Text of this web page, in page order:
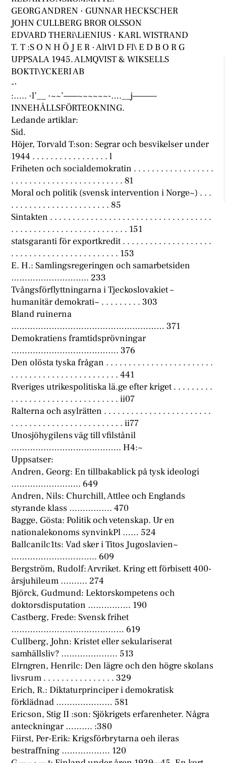
GEORG ANDREN · GUNNAR HECKSCHER
JOHN CULLBERG BROR OLSSON
EDVARD THERi\LiENIUS · KARL WISTRAND
T. T :S O N H Ö J E R · AltVI D Fl\ E D B O R G
UPPSALA 1945. ALMQVIST & WIKSELLS
BOKTI\YCKERI AB
-·
:….. ·l’__ ·~~’——~~~~~~-….__j———-
INNEHÅLLSFÖRTEOKNING.
Ledande artiklar:
Sid.
Höjer, Torvald T:son: Segrar och besvikelser under
1944 . . . . . . . . . . . . . . . . . l
Friheten och socialdemokratin . . . . . . . . . . . . . . . . . .
. . . . . . . . . . . . . . . . . . . . . . . . . 81
Moral och politik (svensk intervention i Norge~) . . .
. . . . . . . . . . . . . . . . . . . . . . 85
Sintakten . . . . . . . . . . . . . . . . . . . . . . . . . . . . . . . . . . . .
. . . . . . . . . . . . . . . . . . . . . . . . . . 151
statsgaranti för exportkredit . . . . . . . . . . . . . . . . . . . .
. . . . . . . . . . . . . . . . . . . . . . . . 153
E. H.: Samlingsregeringen och samarbetsiden
……………………….. 233
Tvångsförflyttningarna i Tjeckoslovakiet –
humanitär demokrati~ . . . . . . . . . 303
Bland ruinerna
………………………………………………… 371
Demokratiens framtidsprövningar
…………………………………. 376
Den olösta tyska frågan . . . . . . . . . . . . . . . . . . . . . . . .
. . . . . . . . . . . . . . . . . . . . . . . . 441
Rveriges utrikespolitiska lä.ge efter kriget . . . . . . . . .
. . . . . . . . . . . . . . . . . . . . . . . . ii07
Ralterna och asylrätten . . . . . . . . . . . . . . . . . . . . . . . .
. . . . . . . . . . . . . . . . . . . . . . . . . ii77
Unosjöhygilens väg till vfilstånil
………………………………….. H4:~
Uppsatser:
Andren, Georg: En tillbakablick på tysk ideologi
…………………….. 649
Andren, Nils: Churchill, Attlee och Englands
styrande klass ……………. 470
Bagge, Gösta: Politik och vetenskap. Ur en
nationalekonoms synvinkPl …… 524
Ballcanilc1ts: Vad sker i Titos Jugoslavien~
………………………….. 609
Bergström, Rudolf: Arvriket. Kring ett förbisett 400-
årsjuhileum ………. 274
Björck, Gudmund: Lektorskompetens och
doktorsdisputation ……………. 190
Castberg, Frede: Svensk frihet
…………………………………… 619
Cullberg, John: Kristet eller sekulariserat
samhällsliv? ………………… 513
Elrngren, Henrilc: Den lägre och den högre skolans
livsrum . . . . . . . . . . . . . . . . 329
Erich, R.: Diktaturprinciper i demokratisk
förklädnad ………………… 581
Ericson, Stig II :son: Sjökrigets erfarenheter. Några
anteckningar ………. :380
Fiirst, Per-Erik: Krigsförbrytarna oeh ileras
bestraffning ……………… 120